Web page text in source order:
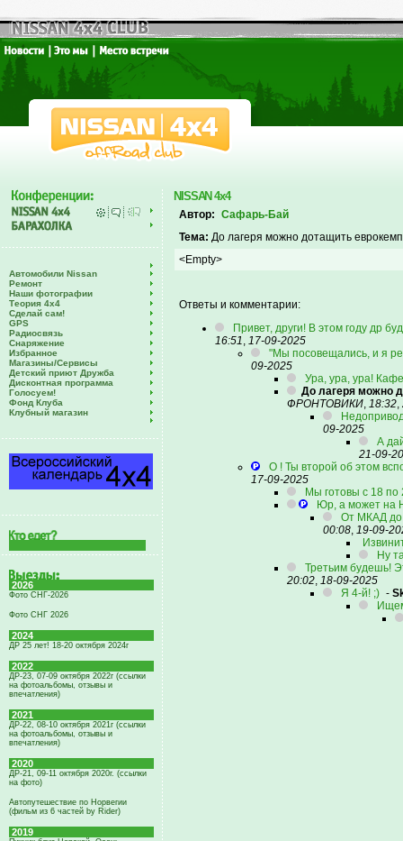
Автомобили Nissan
Ремонт
Наши фотографии
Теория 4х4
Сделай сам!
GPS
Радиосвязь
Снаряжение
Избранное
Магазины/Сервисы
Детский приют Дружба
Дисконтная программа
Голосуем!
Фонд Клуба
Клубный магазин
2026
Фото СНГ-2026
Фото СНГ 2026
2024
ДР 25 лет! 18-20 октября 2024г
2022
ДР-23, 07-09 октября 2022г (ссылки
на фотоальбомы, отзывы и
впечатления)
2021
ДР-22, 08-10 октября 2021г (ссылки
на фотоальбомы, отзывы и
впечатления)
2020
ДР-21, 09-11 октября 2020г. (ссылки
на фото)
Автопутешествие по Норвегии
(фильм из 6 частей by Rider)
2019
NISSAN 4x4
Автор: Сафарь-Бай
Тема: До лагеря можно дотащить
<Empty>
Ответы и комментарии:
Привет, други! В этом году др
16:51, 17-09-2025
"Мы посовещались, и я
09-2025
Ура, ура, ура!
До лагеря можно
ФРОНТОВИКИ, 18:32,
09-2025
А
21-09-
О ! Ты второй об этом
17-09-2025
Мы готовы с 18 по
Юр, а может на
От МКАД до
00:08, 19-09-
Ну
Третьим будешь!
20:02, 18-09-2025
Я 4-й! ;) -